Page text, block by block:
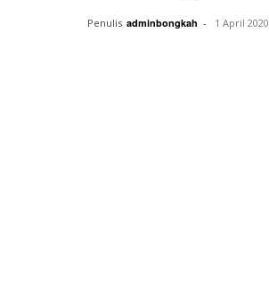
Penulis adminbongkah - 1 April 2020